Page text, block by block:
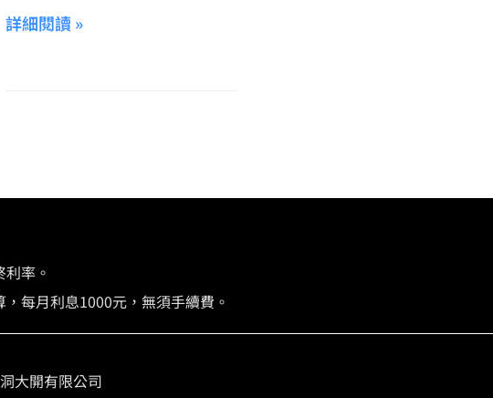
詳細閱讀 »
率。
每月利息1000元，無須手續費。
大開有限公司